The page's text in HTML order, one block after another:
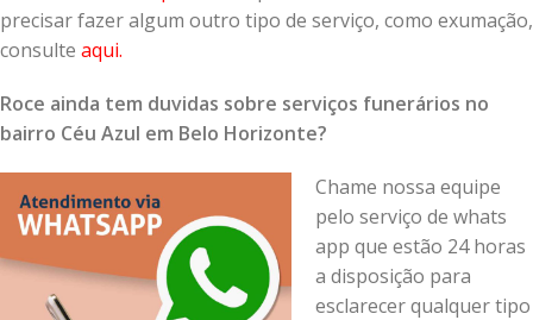
precisar fazer algum outro tipo de serviço, como exumação,
consulte aqui.
Roce ainda tem duvidas sobre serviços funerários no
bairro Céu Azul em Belo Horizonte?
Chame nossa equipe
pelo serviço de whats
app que estão 24 horas
a disposição para
esclarecer qualquer tipo